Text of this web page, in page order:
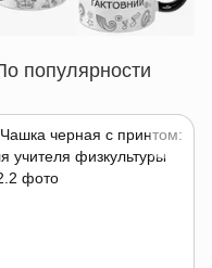
популярности